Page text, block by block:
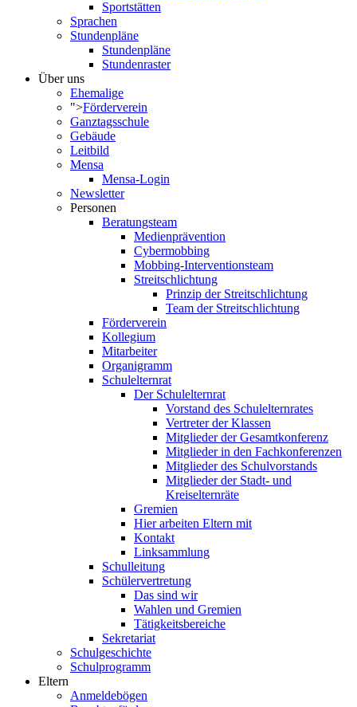
Sportstätten
Sprachen
Stundenpläne
Stundenpläne
Stundenraster
Über uns
Ehemalige
">Förderverein
Ganztagsschule
Gebäude
Leitbild
Mensa
Mensa-Login
Newsletter
Personen
Beratungsteam
Medienprävention
Cybermobbing
Mobbing-Interventionsteam
Streitschlichtung
Prinzip der Streitschlichtung
Team der Streitschlichtung
Förderverein
Kollegium
Mitarbeiter
Organigramm
Schulelternrat
Der Schulelternrat
Vorstand des Schulelternrates
Vertreter der Klassen
Mitglieder der Gesamtkonferenz
Mitglieder in den Fachkonferenzen
Mitglieder des Schulvorstands
Mitglieder der Stadt- und
Kreiselternräte
Gremien
Hier arbeiten Eltern mit
Kontakt
Linksammlung
Schulleitung
Schülervertretung
Das sind wir
Wahlen und Gremien
Tätigkeitsbereiche
Sekretariat
Schulgeschichte
Schulprogramm
Eltern
Anmeldebögen